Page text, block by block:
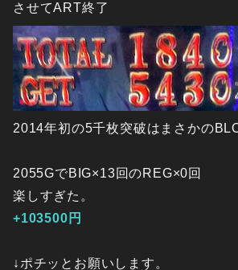
させてART終了
2014年初の5千枚突破はまさかの
2055GでBIG×13回のREG×0回
楽しすぎた。
+103500円
↓ポチッとお願いします。